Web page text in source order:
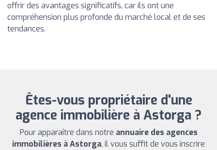
offrir des avantages significatifs, car ils ont une
compréhension plus profonde du marché local et de ses
tendances.
Êtes-vous propriétaire d'une
agence immobilière à Astorga ?
Pour apparaître dans notre annuaire des agences
immobilières à Astorga, il vous suffit de vous inscrire